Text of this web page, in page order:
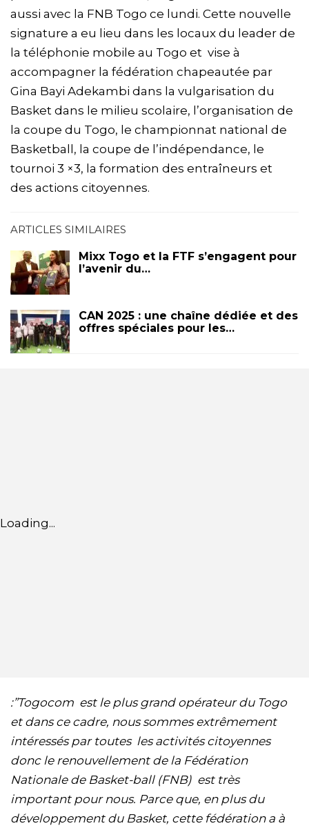
aussi avec la FNB Togo ce lundi. Cette nouvelle
signature a eu lieu dans les locaux du leader de
la téléphonie mobile au Togo et vise à
accompagner la fédération chapeautée par
Gina Bayi Adekambi dans la vulgarisation du
Basket dans le milieu scolaire, l’organisation de
la coupe du Togo, le championnat national de
Basketball, la coupe de l’indépendance, le
tournoi 3 ×3, la formation des entraîneurs et
des actions citoyennes.
ARTICLES SIMILAIRES
Mixx Togo et la FTF s’engagent pour
l’avenir du…
CAN 2025 : une chaîne dédiée et des
offres spéciales pour les…
Loading...
:”Togocom est le plus grand opérateur du Togo
et dans ce cadre, nous sommes extrêmement
intéressés par toutes les activités citoyennes
donc le renouvellement de la Fédération
Nationale de Basket-ball (FNB) est très
important pour nous. Parce que, en plus du
développement du Basket, cette fédération a à